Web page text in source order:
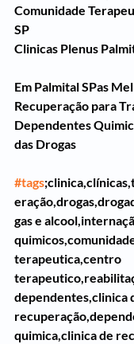
Comunidade
SP
Clinicas Plenus
Em Palmital SPas
Recuperação para
Dependentes
das Drogas
#tags
gas e
terapeutica,centro
dependentes,clinica
quimica,clinica de